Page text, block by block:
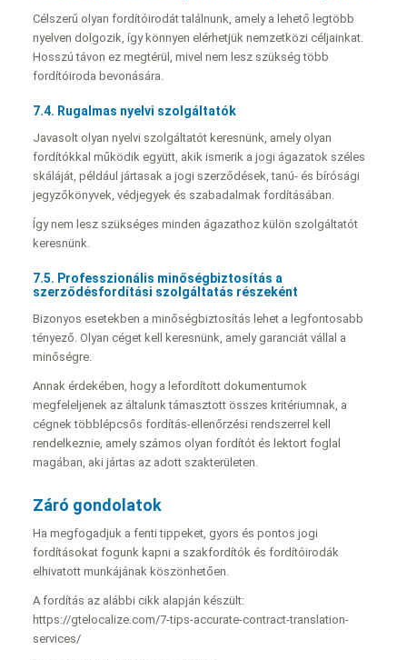
Célszerű olyan fordítóirodát találnunk, amely a lehető legtöbb
nyelven dolgozik, így könnyen elérhetjük nemzetközi céljainkat.
Hosszú távon ez megtérül, mivel nem lesz szükség több
fordítóiroda bevonására.
7.4. Rugalmas nyelvi szolgáltatók
Javasolt olyan nyelvi szolgáltatót keresnünk, amely olyan
fordítókkal működik együtt, akik ismerik a jogi ágazatok széles
skáláját, például jártasak a jogi szerződések, tanú- és bírósági
jegyzőkönyvek, védjegyek és szabadalmak fordításában.
Így nem lesz szükséges minden ágazathoz külön szolgáltatót
keresnünk.
7.5. Professzionális minőségbiztosítás a
szerződésfordítási szolgáltatás részeként
Bizonyos esetekben a minőségbiztosítás lehet a legfontosabb
tényező. Olyan céget kell keresnünk, amely garanciát vállal a
minőségre.
Annak érdekében, hogy a lefordított dokumentumok
megfeleljenek az általunk támasztott összes kritériumnak, a
cégnek többlépcsős fordítás-ellenőrzési rendszerrel kell
rendelkeznie, amely számos olyan fordítót és lektort foglal
magában, aki jártas az adott szakterületen.
Záró gondolatok
Ha megfogadjuk a fenti tippeket, gyors és pontos jogi
fordításokat fogunk kapni a szakfordítók és fordítóirodák
elhivatott munkájának köszönhetően.
A fordítás az alábbi cikk alapján készült:
https://gtelocalize.com/7-tips-accurate-contract-translation-
services/